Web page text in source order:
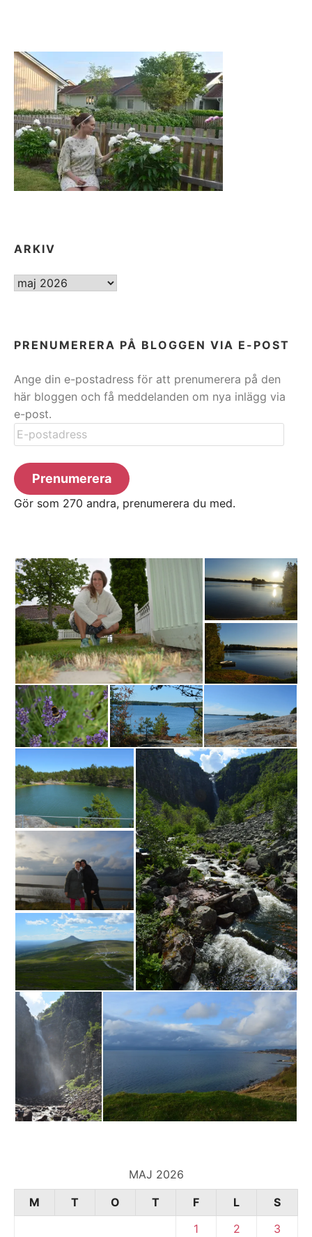
ARKIV
ARKIV
PRENUMERERA PÅ BLOGGEN VIA E-POST
Ange din e-postadress för att prenumerera på den
här bloggen och få meddelanden om nya inlägg via
e-post.
E-
postadress
Prenumerera
Gör som 270 andra, prenumerera du med.
MAJ 2026
M
T O T F L
S
1
2
3